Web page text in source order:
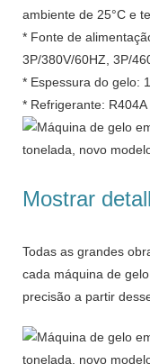
ambiente de 25°C e
* Fonte de
3P/380V/60HZ, 3P/
* Espessura do gelo:
* Refrigerante:
Mostrar
Todas as grandes
cada máquina de
precisão a partir